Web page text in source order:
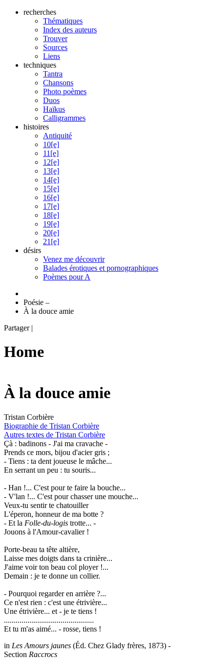
recherches
Thématiques
Index des auteurs
Trouver
Sources
Liens
techniques
Tantra
Chansons
Photo poèmes
Duos
Haïkus
Calligrammes
histoires
Antiquité
10[e]
11[e]
12[e]
13[e]
14[e]
15[e]
16[e]
17[e]
18[e]
19[e]
20[e]
21[e]
désirs
Venez me découvrir
Balades érotiques et pornographiques
Poèmes pour A
Poésie –
À la douce amie
Partager |
Home
À la douce amie
Tristan Corbière
Biographie de Tristan Corbière
Autres textes de Tristan Corbière
Çà : badinons - J'ai ma cravache -
Prends ce mors, bijou d'acier gris ;
- Tiens : ta dent joueuse le mâche...
En serrant un peu : tu souris...
- Han !... C'est pour te faire la bouche...
- V'lan !... C'est pour chasser une mouche...
Veux-tu sentir te chatouiller
L'éperon, honneur de ma botte ?
- Et la Folle-du-logis trotte... -
Jouons à l'Amour-cavalier !
Porte-beau ta tête altière,
Laisse mes doigts dans ta crinière...
J'aime voir ton beau col ployer !...
Demain : je te donne un collier.
- Pourquoi regarder en arrière ?...
Ce n'est rien : c'est une étrivière...
Une étrivière... et - je te tiens !
..............................................
Et tu m'as aimé... - rosse, tiens !
in Les Amours jaunes (Éd. Chez Glady frères, 1873) -
Section Raccrocs